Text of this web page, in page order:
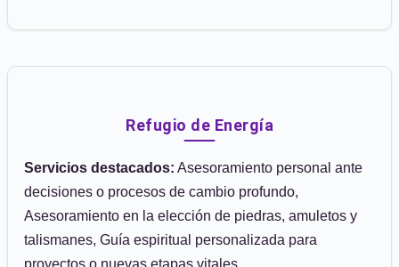
Refugio de Energía
Servicios destacados: Asesoramiento personal ante
decisiones o procesos de cambio profundo,
Asesoramiento en la elección de piedras, amuletos y
talismanes, Guía espiritual personalizada para
proyectos o nuevas etapas vitales